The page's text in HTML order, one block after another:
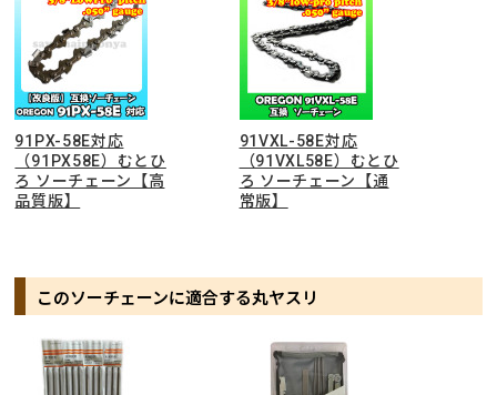
91PX-58E対応
（91PX58E）むとひ
ろ ソーチェーン【高
品質版】
91VXL-58E対応
（91VXL58E）むとひ
ろ ソーチェーン【通
常版】
このソーチェーンに適合する丸ヤスリ